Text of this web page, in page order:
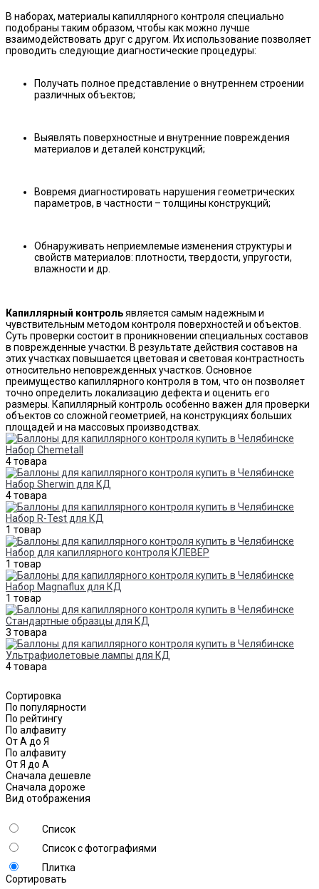
В наборах, материалы капиллярного контроля специально
подобраны таким образом, чтобы как можно лучше
взаимодействовать друг с другом. Их использование позволяет
проводить следующие диагностические процедуры:
Получать полное представление о внутреннем строении
различных объектов;
Выявлять поверхностные и внутренние повреждения
материалов и деталей конструкций;
Вовремя диагностировать нарушения геометрических
параметров, в частности – толщины конструкций;
Обнаруживать неприемлемые изменения структуры и
свойств материалов: плотности, твердости, упругости,
влажности и др.
Капиллярный контрольявляется самым надежным и
чувствительным методом контроля поверхностей и объектов.
Суть проверки состоит в проникновении специальных составов
в поврежденные участки. В результате действия составов на
этих участках повышается цветовая и световая контрастность
относительно неповрежденных участков. Основное
преимущество капиллярного контроля в том, что он позволяет
точно определить локализацию дефекта и оценить его
размеры. Капиллярный контроль особенно важен для проверки
объектов со сложной геометрией, на конструкциях больших
площадей и на массовых производствах.
Набор Chemetall
4 товара
Набор Sherwin для КД
4 товара
Набор R-Test для КД
1 товар
Набор для капиллярного контроля КЛЕВЕР
1 товар
Набор Magnaflux для КД
1 товар
Стандартные образцы для КД
3 товара
Ультрафиолетовые лампы для КД
4 товара
Сортировка
По популярности
По рейтингу
По алфавиту
От А до Я
По алфавиту
От Я до А
Сначала дешевле
Сначала дороже
Вид отображения
Список
Список с фотографиями
Плитка
Сортировать